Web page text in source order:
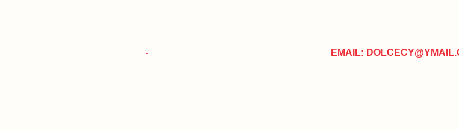
. EMAIL: